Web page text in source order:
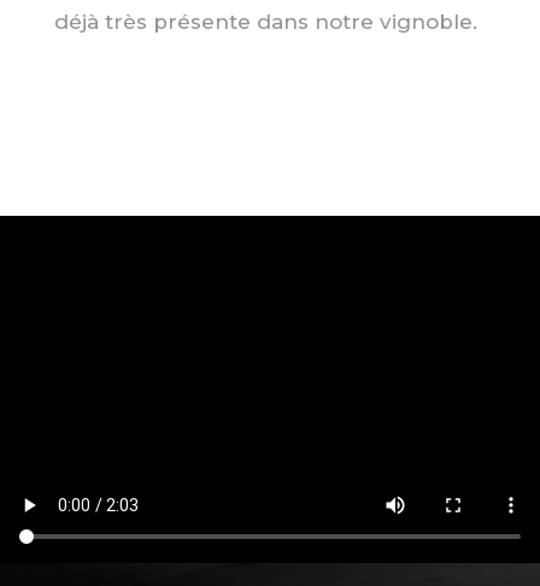
déjà très présente dans notre vignoble.